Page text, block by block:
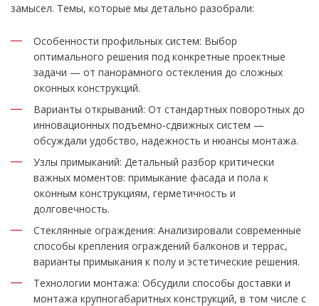
замысел. Темы, которые мы детально разобрали:
Особенности профильных систем: Выбор
оптимального решения под конкретные проектные
задачи — от панорамного остекления до сложных
оконных конструкций.
Варианты открываний: От стандартных поворотных до
инновационных подъемно-сдвижных систем —
обсуждали удобство, надежность и нюансы монтажа.
Узлы примыканий: Детальный разбор критически
важных моментов: примыкание фасада и пола к
оконным конструкциям, герметичность и
долговечность.
Стеклянные ограждения: Анализировали современные
способы крепления ограждений балконов и террас,
варианты примыкания к полу и эстетические решения.
Технологии монтажа: Обсудили способы доставки и
монтажа крупногабаритных конструкций, в том числе с